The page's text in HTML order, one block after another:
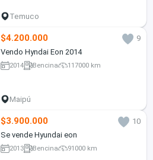
Temuco
$4.200.000
9
Vendo Hyndai Eon 2014
2014 Bencina 117000 km
Maipú
$3.900.000
10
Se vende Hyundai eon
2013 Bencina 91000 km